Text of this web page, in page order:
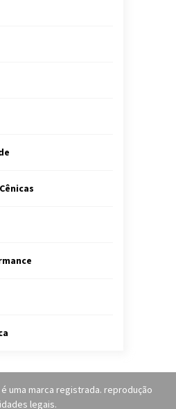
é uma marca registrada. reprodução
legais.